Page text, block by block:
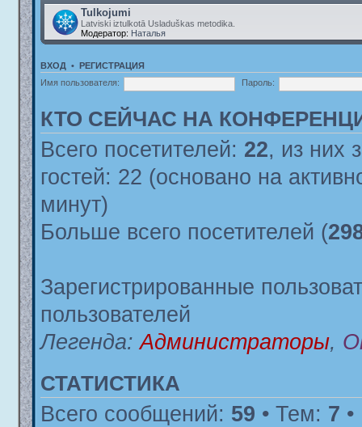
Tulkojumi
Latviski iztulkotā Usladuškas metodika.
Модератор: Наталья
ВХОД• РЕГИСТРАЦИЯ
Имя пользователя:
Пароль:
КТО СЕЙЧАС НА
Всего посетителей: 22, из них
гостей: 22 (основано на
минут)
Больше всего посетителей (
Зарегистрированные
пользователей
Легенда:Администраторы,
СТАТИСТИКА
Всего сообщений: 59 • Тем: 7